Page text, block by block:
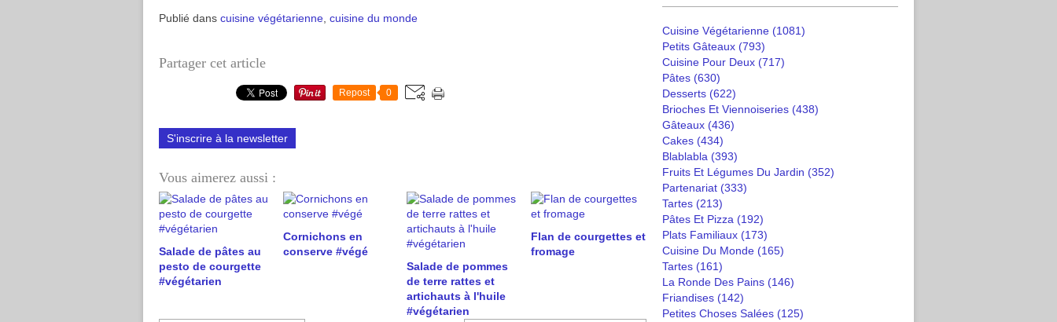
Publié dans cuisine végétarienne cuisine du monde
Partager cet article
Repost 0
S'inscrire à la newsletter
Vous aimerez aussi :
Salade de pâtes au
pesto de courgette
#végétarien
Cornichons en
conserve #végé
Salade de pommes
de terre rattes et
artichauts à l'huile
#végétarien
Flan de courgettes et
fromage
Cuisine Végétarienne (1081)
Petits Gâteaux (793)
Cuisine Pour Deux (717)
Pâtes (630)
Desserts (622)
Brioches Et Viennoiseries (438)
Gâteaux (436)
Cakes (434)
Blablabla (393)
Fruits Et Légumes Du Jardin (352)
Partenariat (333)
Tartes (213)
Pâtes Et Pizza (192)
Plats Familiaux (173)
Cuisine Du Monde (165)
Tartes (161)
La Ronde Des Pains (146)
Friandises (142)
Petites Choses Salées (125)